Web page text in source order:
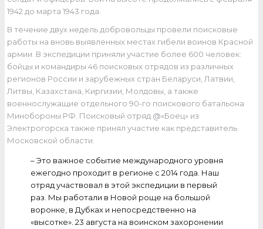
1942 до марта 1943 года.
В течение двух недель добровольцы провели поисковые
работы на вновь выявленных местах гибели воинов Красной
армии. В экспедиции приняли участие более 600 человек:
бойцы и командиры 46 поисковых отрядов из различных
регионов России и зарубежных стран Беларуси, Латвии,
Литвы, Казахстана, Киргизии, Молдовы, а также
военнослужащие отдельного 90-го поискового батальона
Минобороны РФ. Поисковый отряд @«Боец» из
Электрогорска также принял участие как представитель
Московской области.
–Это важное событие международного уровня
ежегодно проходит в регионе с 2014 года. Наш
отряд участвовал в этой экспедиции в первый
раз. Мы работали в Новой роще на большой
воронке, в Дубках и непосредственно на
«высотке». 23 августа на воинском захоронении